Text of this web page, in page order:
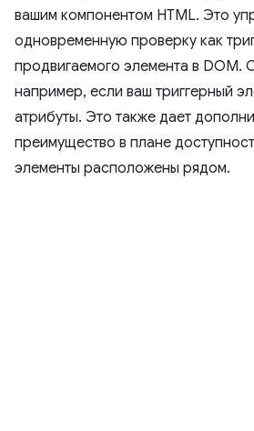
вашим компонентом HTML. Это
одновременную проверку как
продвигаемого элемента в DOM.
например, если ваш триггерный
атрибуты. Это также дает
преимущество в плане
элементы расположены рядом.